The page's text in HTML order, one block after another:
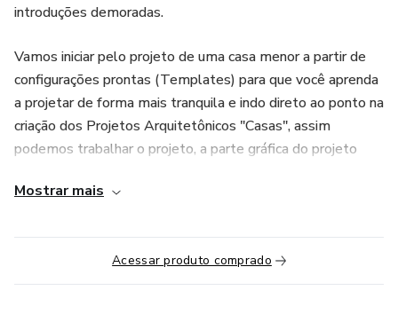
introduções demoradas.
Vamos iniciar pelo projeto de uma casa menor a partir de
configurações prontas (Templates) para que você aprenda
a projetar de forma mais tranquila e indo direto ao ponto na
criação dos Projetos Arquitetônicos "Casas", assim
podemos trabalhar o projeto, a parte gráfica do projeto
(prefeitura), inserção nas pranchas e exportação para PDF.
Aprenderá também as configurações e todas as
ferramentas (Configuração do template, importação de
Famílias, construção do projeto e exportação para PDF).
Mostrar mais
Acessar produto comprado